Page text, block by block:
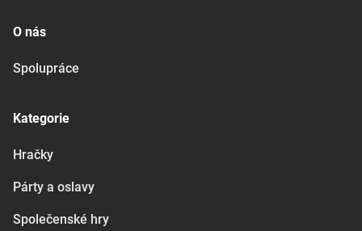
O nás
Spolupráce
Kategorie
Hračky
Párty a oslavy
Společenské hry